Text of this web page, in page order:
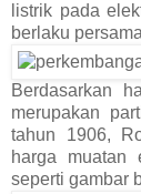
listrik pada
berlaku
Berdasarkan
merupakan
tahun 1906,
harga muatan
seperti gambar